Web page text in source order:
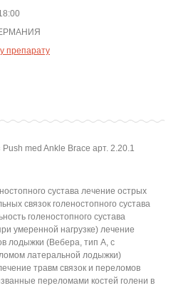
препарату
med Ankle Brace арт. 2.20.1
сустава лечение острых
связок голеностопного сустава
голеностопного сустава
умеренной нагрузке) лечение
лодыжки (Вебера, тип А, с
латеральной лодыжки)
травм связок и переломов
переломами костей голени в